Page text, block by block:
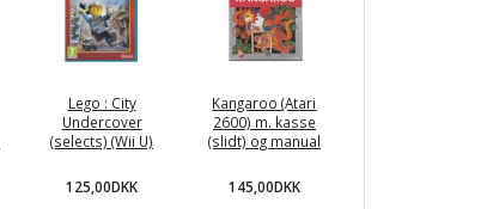
Lego : City
Undercover
(selects) (Wii U)
125,00DKK
Kangaroo (Atari
2600) m. kasse
(slidt) og manual
145,00DKK